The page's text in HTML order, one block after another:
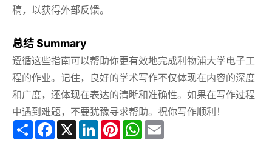
稿，以获得外部反馈。
总结 Summary
遵循这些指南可以帮助你更有效地完成利物浦大学电子工
程的作业。记住，良好的学术写作不仅体现在内容的深度
和广度，还体现在表达的清晰和准确性。如果在写作过程
中遇到难题，不要犹豫寻求帮助。祝你写作顺利！
Share Facebook
X LinkedInPinterestWhatsApp